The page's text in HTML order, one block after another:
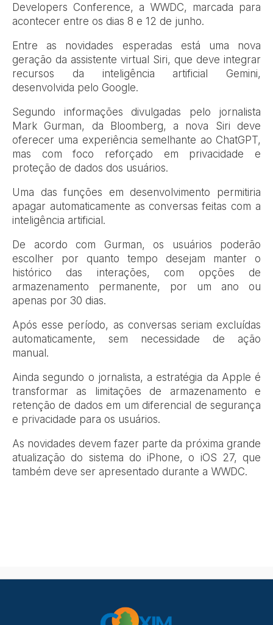
Developers Conference, a WWDC, marcada para
acontecer entre os dias 8 e 12 de junho.
Entre as novidades esperadas está uma nova
geração da assistente virtual Siri, que deve integrar
recursos da inteligência artificial Gemini,
desenvolvida pelo Google.
Segundo informações divulgadas pelo jornalista
Mark Gurman, da Bloomberg, a nova Siri deve
oferecer uma experiência semelhante ao ChatGPT,
mas com foco reforçado em privacidade e
proteção de dados dos usuários.
Uma das funções em desenvolvimento permitiria
apagar automaticamente as conversas feitas com a
inteligência artificial.
De acordo com Gurman, os usuários poderão
escolher por quanto tempo desejam manter o
histórico das interações, com opções de
armazenamento permanente, por um ano ou
apenas por 30 dias.
Após esse período, as conversas seriam excluídas
automaticamente, sem necessidade de ação
manual.
Ainda segundo o jornalista, a estratégia da Apple é
transformar as limitações de armazenamento e
retenção de dados em um diferencial de segurança
e privacidade para os usuários.
As novidades devem fazer parte da próxima grande
atualização do sistema do iPhone, o iOS 27, que
também deve ser apresentado durante a WWDC.